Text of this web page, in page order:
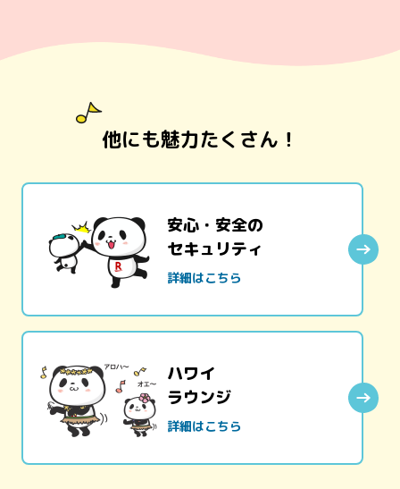
他にも魅力たくさん！
安心・安全の
セキュリティ
詳細はこちら
ハワイ
ラウンジ
詳細はこちら